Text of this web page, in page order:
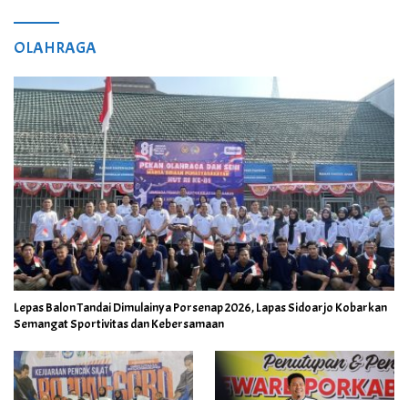
OLAHRAGA
Lepas Balon Tandai Dimulainya Porsenap 2026, Lapas Sidoarjo Kobarkan
Semangat Sportivitas dan Kebersamaan